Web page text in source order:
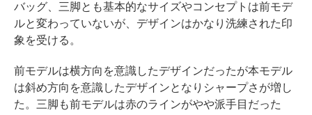
バッグ、三脚とも基本的なサイズやコンセプトは前モデ
ルと変わっていないが、デザインはかなり洗練された印
象を受ける。
前モデルは横方向を意識したデザインだったが本モデル
は斜め方向を意識したデザインとなりシャープさが増し
た。三脚も前モデルは赤のラインがやや派手目だった